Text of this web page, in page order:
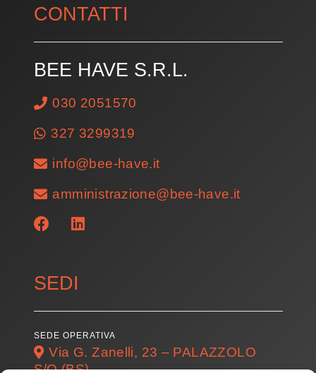
CONTATTI
BEE HAVE S.R.L.
030 2051570
327 3299319
info@bee-have.it
amministrazione@bee-have.it
SEDI
SEDE OPERATIVA
Via G. Zanelli, 23 – PALAZZOLO
S/O (BS)